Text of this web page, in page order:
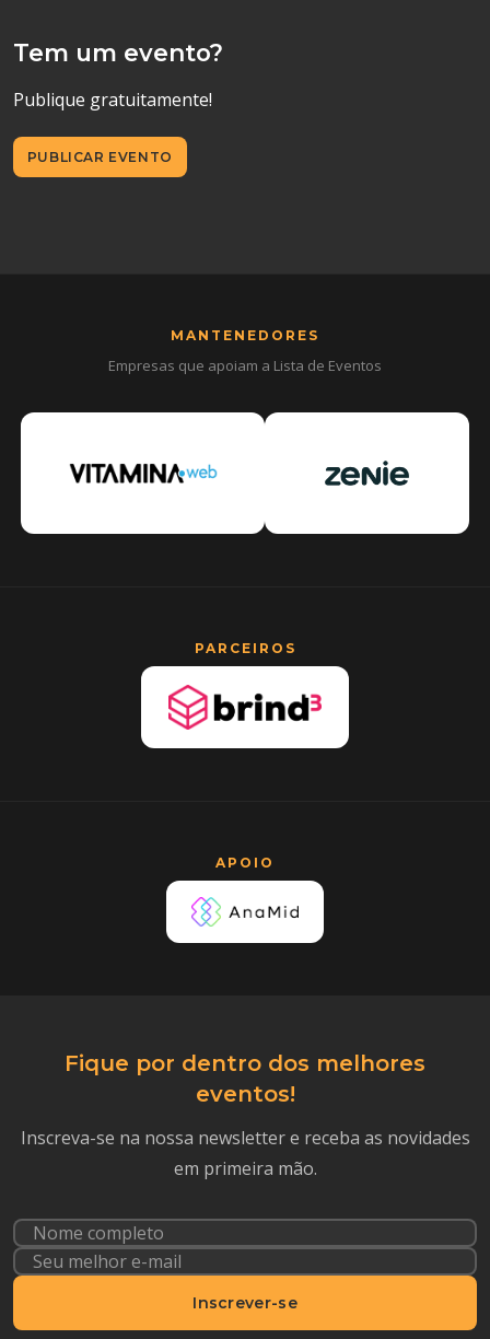
Tem um evento?
Publique gratuitamente!
PUBLICAR EVENTO
MANTENEDORES
Empresas que apoiam a Lista de Eventos
PARCEIROS
APOIO
Fique por dentro dos melhores
eventos!
Inscreva-se na nossa newsletter e receba as novidades
em primeira mão.
Inscrever-se